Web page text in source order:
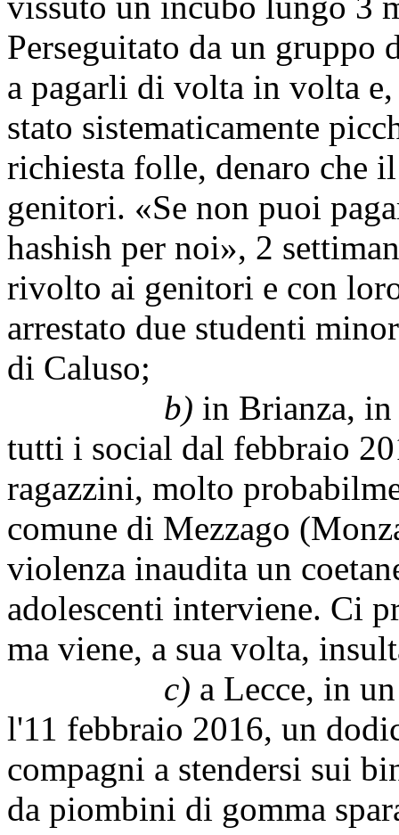
Perseguitato da un gruppo
a pagarli di volta in volta e,
stato sistematicamente
richiesta folle, denaro che
genitori. «Se non puoi
hashish per noi», 2
rivolto ai genitori e con
arrestato due studenti
di Caluso;
b) in Brianza,
tutti i social dal febbraio
ragazzini, molto
comune di Mezzago
violenza inaudita un
adolescenti interviene. Ci
ma viene, a sua volta,
c) a Lecce, in
l'11 febbraio 2016, un
compagni a stendersi sui
da piombini di gomma